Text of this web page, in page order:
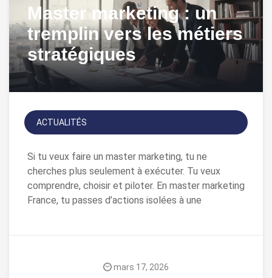
Master marketing : un
tremplin vers les métiers
stratégiques
ACTUALITÉS
Si tu veux faire un master marketing, tu ne
cherches plus seulement à exécuter. Tu veux
comprendre, choisir et piloter. En master marketing
France, tu passes d’actions isolées à une
mars 17, 2026